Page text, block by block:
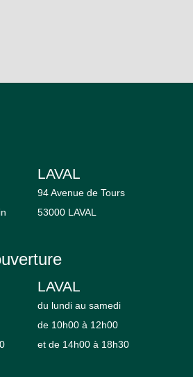
LAVAL
94 Avenue de Tours
53000 LAVAL
LAVAL
du lundi au samedi
de 10h00 à 12h00
et de 14h00 à 18h30